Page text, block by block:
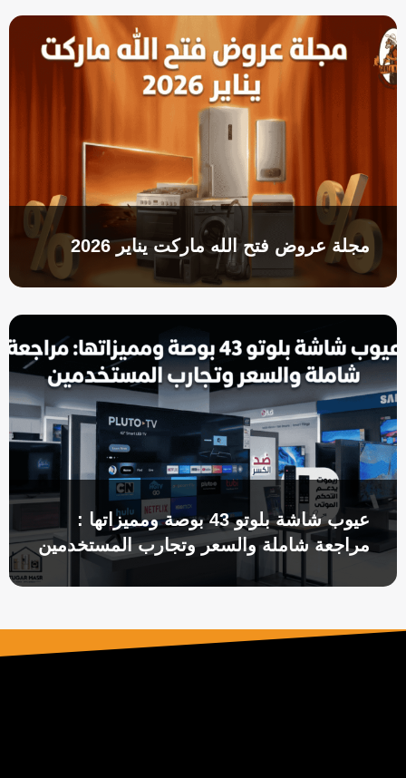
مجلة عروض فتح الله ماركت يناير 2026
عيوب شاشة بلوتو 43 بوصة ومميزاتها :
مراجعة شاملة والسعر وتجارب المستخدمين